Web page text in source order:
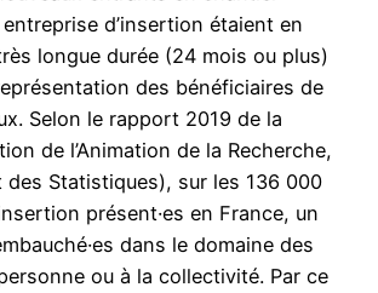
d’insertion étaient en
longue durée (24 mois ou plus)
des bénéficiaires de
Selon le rapport 2019 de la
de l’Animation de la Recherche,
des Statistiques), sur les 136 000
présent·es en France, un
dans le domaine des
ou à la collectivité. Par ce